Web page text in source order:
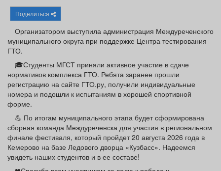
Афиша
Товары
ТВ программа Я - пенсионер
Поделиться
Организатором выступила администрация Междуреченского
муниципального округа при поддержке Центра тестирования
ГТО.
🎓Студенты МГСТ приняли активное участие в сдаче
нормативов комплекса ГТО. Ребята заранее прошли
регистрацию на сайте ГТО.ру, получили индивидуальные
номера и подошли к испытаниям в хорошей спортивной
форме.
💪 По итогам муниципального этапа будет сформирована
сборная команда Междуреченска для участия в региональном
финале фестиваля, который пройдет 20 августа 2026 года в
Кемерово на базе Ледового дворца «Кузбасс». Надеемся
увидеть наших студентов и в ее составе!